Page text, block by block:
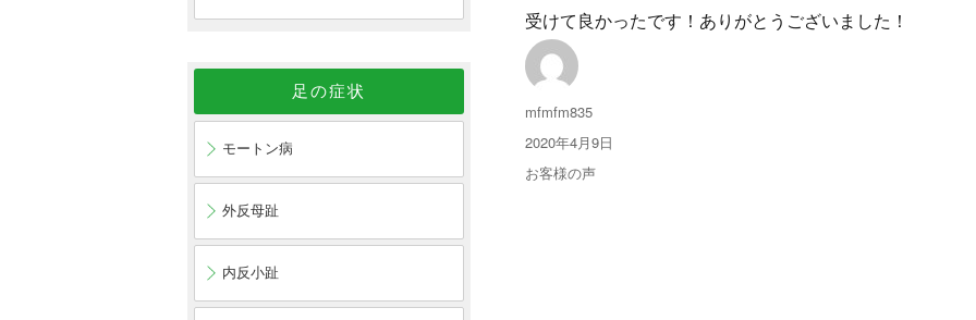
受けて良かったです！ありがとうございました！
投
稿
mfmfm835
投
稿
日:
2020年4月9日
カ
お客様の声
足の症状
モートン病
外反母趾
内反小趾